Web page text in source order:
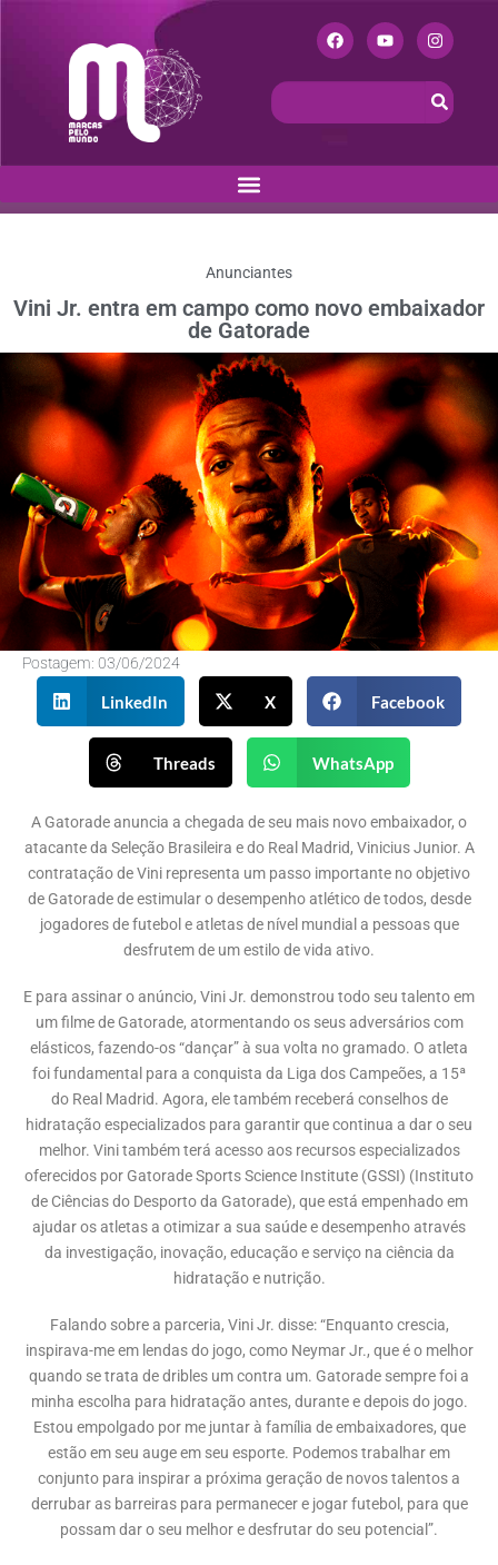
Anunciantes
Vini Jr. entra em campo como novo embaixador
de Gatorade
Postagem: 03/06/2024
LinkedIn X Facebook
Threads WhatsApp
A Gatorade anuncia a chegada de seu mais novo embaixador, o
atacante da Seleção Brasileira e do Real Madrid, Vinicius Junior. A
contratação de Vini representa um passo importante no objetivo
de Gatorade de estimular o desempenho atlético de todos, desde
jogadores de futebol e atletas de nível mundial a pessoas que
desfrutem de um estilo de vida ativo.
E para assinar o anúncio, Vini Jr. demonstrou todo seu talento em
um filme de Gatorade, atormentando os seus adversários com
elásticos, fazendo-os “dançar” à sua volta no gramado. O atleta
foi fundamental para a conquista da Liga dos Campeões, a 15ª
do Real Madrid. Agora, ele também receberá conselhos de
hidratação especializados para garantir que continua a dar o seu
melhor. Vini também terá acesso aos recursos especializados
oferecidos por Gatorade Sports Science Institute (GSSI) (Instituto
de Ciências do Desporto da Gatorade), que está empenhado em
ajudar os atletas a otimizar a sua saúde e desempenho através
da investigação, inovação, educação e serviço na ciência da
hidratação e nutrição.
Falando sobre a parceria, Vini Jr. disse: “Enquanto crescia,
inspirava-me em lendas do jogo, como Neymar Jr., que é o melhor
quando se trata de dribles um contra um. Gatorade sempre foi a
minha escolha para hidratação antes, durante e depois do jogo.
Estou empolgado por me juntar à família de embaixadores, que
estão em seu auge em seu esporte. Podemos trabalhar em
conjunto para inspirar a próxima geração de novos talentos a
derrubar as barreiras para permanecer e jogar futebol, para que
possam dar o seu melhor e desfrutar do seu potencial”.